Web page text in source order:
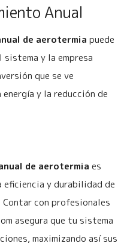
Anual
de aerotermia puede
y la empresa
que se ve
y la reducción de
de aerotermia es
y durabilidad de
con profesionales
asegura que tu sistema
maximizando así sus